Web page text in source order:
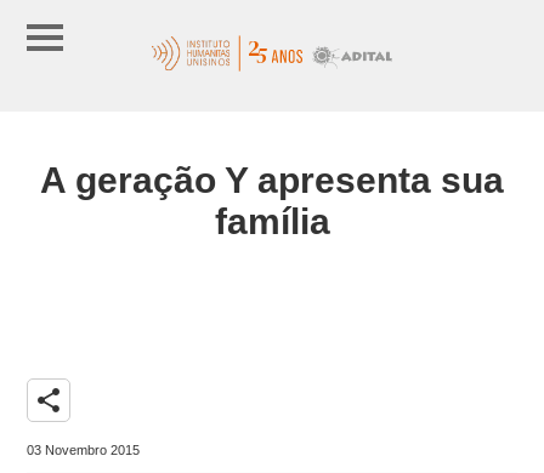
A geração Y apresenta sua
família
share
03 Novembro 2015